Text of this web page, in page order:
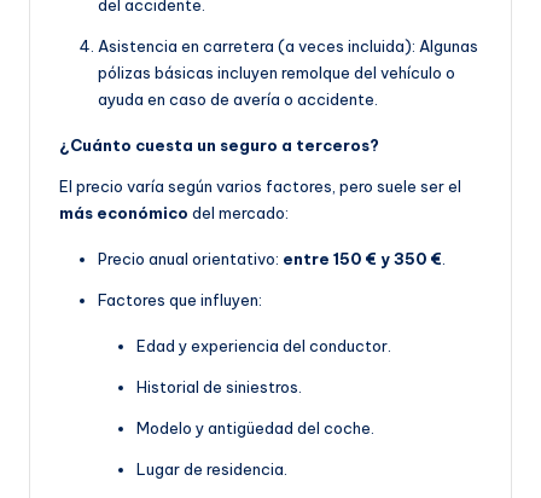
del accidente.
Asistencia en carretera (a veces incluida): Algunas
pólizas básicas incluyen remolque del vehículo o
ayuda en caso de avería o accidente.
¿Cuánto cuesta un seguro a terceros?
El precio varía según varios factores, pero suele ser el
más económico del mercado:
Precio anual orientativo: entre 150 € y 350 €.
Factores que influyen:
Edad y experiencia del conductor.
Historial de siniestros.
Modelo y antigüedad del coche.
Lugar de residencia.